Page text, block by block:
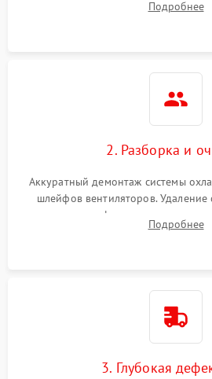
короткое замыкание основных
Подробнее
2. Разборка и
Аккуратный демонтаж системы
шлейфов вентиляторов. Удаление
кристалла графического чипа и
памяти и зоны VRM. Очистка
Подробнее
3. Глубокая